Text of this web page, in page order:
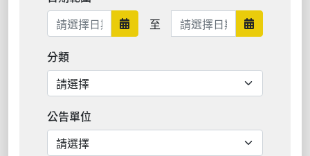
日期範圍開始
至 日期範圍結束 日期範圍
分類
公告單位